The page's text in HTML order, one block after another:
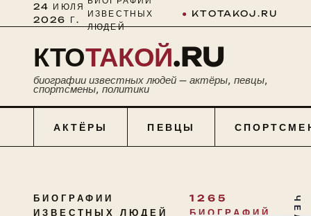
24 ИЮЛЯ
2026 Г.
ИЗВЕСТНЫХ
ЛЮДЕЙ
● KTOTAKOJ.RU
КТОТАКОЙ.RU
биографии известных людей — актёры, певцы,
спортсмены, политики
АКТЁРЫ ПЕВЦЫ
БИОГРАФИИ
ИЗВЕСТНЫХ ЛЮДЕЙ
1265
БИОГРАФИЙ